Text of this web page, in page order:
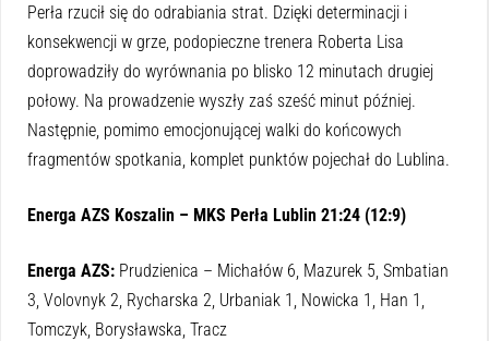
Perła rzucił się do odrabiania strat. Dzięki determinacji i
konsekwencji w grze, podopieczne trenera Roberta Lisa
doprowadziły do wyrównania po blisko 12 minutach drugiej
połowy. Na prowadzenie wyszły zaś sześć minut później.
Następnie, pomimo emocjonującej walki do końcowych
fragmentów spotkania, komplet punktów pojechał do Lublina.
Energa AZS Koszalin – MKS Perła Lublin 21:24 (12:9)
Energa AZS: Prudzienica – Michałów 6, Mazurek 5, Smbatian
3, Volovnyk 2, Rycharska 2, Urbaniak 1, Nowicka 1, Han 1,
Tomczyk, Borysławska, Tracz